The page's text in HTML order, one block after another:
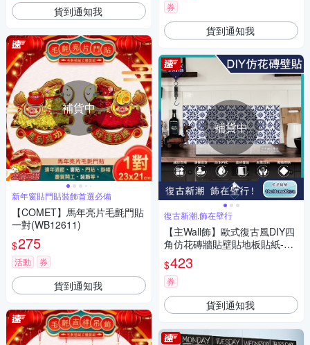
貨到通知我
補貨中
新年窗貼門貼裝飾首選必備
【COMET】馬年亮片毛氈門貼
一對(WB12611)
$275
活動 券
貨到通知我
券
貨到通知我
補貨中
復古新潮,飾在壁行
【主Wall飾】歐式復古風DIY四
角仿花磚牆貼壁貼地板貼紙-藍
花綻放款(10x10cm每套20片
防水即撕即貼)
$423
券
貨到通知我